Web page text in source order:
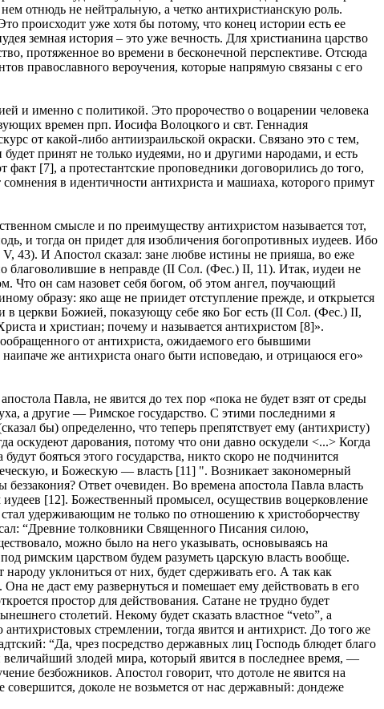
отнюдь не нейтральную, а четко антихристианскую роль.
происходит уже хотя бы потому, что конец истории есть ее
земная история – это уже вечность. Для христианина царство
протяженное во времени в бесконечной перспективе. Отсюда
православного вероучения, которые напрямую связаны с его
и именно с политикой. Это пророчество о воцарении человека
времен прп. Иосифа Волоцкого и свт. Геннадия
от какой-либо антиизраильской окраски. Связано это с тем,
принят не только иудеями, но и другими народами, и есть
[7], а протестантские проповедники договорились до того,
в идентичности антихриста и машиаха, которого примут
смысле и по преимуществу антихристом называется тот,
и тогда он придет для изобличения богопротивных иудеев. Ибо
43). И Апостол сказал: зане любве истины не прияша, во еже
благоволившие в неправде (II Сол. (Фес.) II, 11). Итак, иудеи не
он сам назовет себя богом, об этом ангел, поучающий
образу: яко аще не приидет отступление прежде, и открыется
в церкви Божией, показующу себе яко Бог есть (II Сол. (Фес.) II,
и христиан; почему и называется антихристом [8]».
от антихриста, ожидаемого его бывшими
же антихриста онаго быти исповедаю, и отрицаюся его»
Павла, не явится до тех пор «пока не будет взят от среды
а другие — Римское государство. С этими последними я
бы) определенно, что теперь препятствует ему (антихристу)
оскудеют дарования, потому что они давно оскудели <...> Когда
бояться этого государства, никто скоро не подчинится
и Божескую — власть [11] ". Возникает закономерный
Ответ очевиден. Во времена апостола Павла власть
[12]. Божественный промысел, осуществив воцерковление
удерживающим не только по отношению к христоборчеству
“Древние толковники Священного Писания силою,
можно было на него указывать, основываясь на
римским царством будем разуметь царскую власть вообще.
уклониться от них, будет сдерживать его. А так как
не даст ему развернуться и помешает ему действовать в его
простор для действования. Сатане не трудно будет
столетий. Некому будет сказать властное “veto”, а
стремлении, тогда явится и антихрист. До того же
“Да, чрез посредство державных лиц Господь блюдет благо
злодей мира, который явится в последнее время, —
безбожников. Апостол говорит, что дотоле не явится на
совершится, доколе не возьмется от нас державный: дондеже